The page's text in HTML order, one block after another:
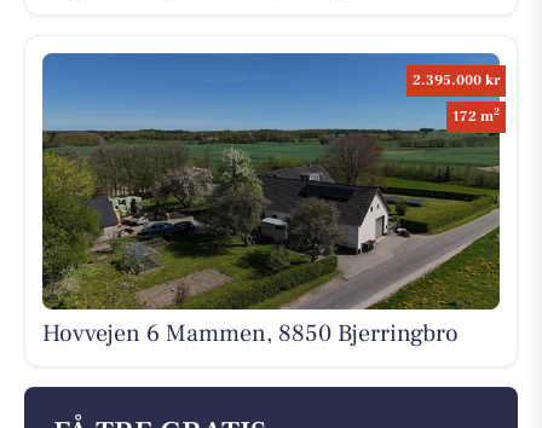
2.395.000 kr
172 m2
Hovvejen 6 Mammen, 8850 Bjerringbro